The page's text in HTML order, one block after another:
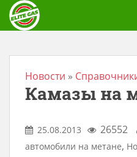
Новости »
Камазы на
25.08.2013 26552
автомобили на метане,